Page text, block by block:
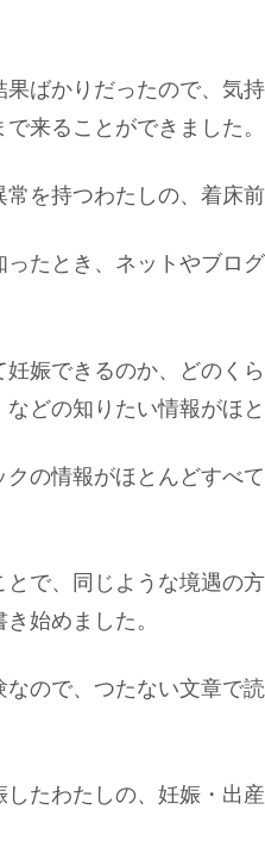
ばかりだったので、気
来ることができました。
を持つわたしの、着床
たとき、ネットやブロ
娠できるのか、どのく
どの知りたい情報がほ
の情報がほとんどすべ
で、同じような境遇の
始めました。
ので、つたない文章で
たわたしの、妊娠・出